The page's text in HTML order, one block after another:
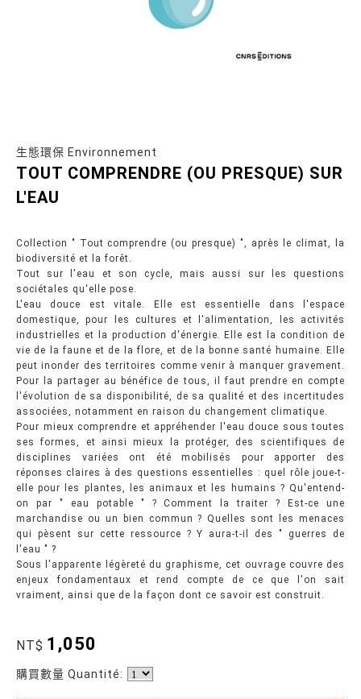
生態環保 Environnement
TOUT COMPRENDRE (OU PRESQUE) SUR
L'EAU
Collection " Tout comprendre (ou presque) ", après le climat, la
biodiversité et la forêt.
Tout sur l'eau et son cycle, mais aussi sur les questions
sociétales qu'elle pose.
L'eau douce est vitale. Elle est essentielle dans l'espace
domestique, pour les cultures et l'alimentation, les activités
industrielles et la production d'énergie. Elle est la condition de
vie de la faune et de la flore, et de la bonne santé humaine. Elle
peut inonder des territoires comme venir à manquer gravement.
Pour la partager au bénéfice de tous, il faut prendre en compte
l'évolution de sa disponibilité, de sa qualité et des incertitudes
associées, notamment en raison du changement climatique.
Pour mieux comprendre et appréhender l'eau douce sous toutes
ses formes, et ainsi mieux la protéger, des scientifiques de
disciplines variées ont été mobilisés pour apporter des
réponses claires à des questions essentielles : quel rôle joue-t-
elle pour les plantes, les animaux et les humains ? Qu'entend-
on par " eau potable " ? Comment la traiter ? Est-ce une
marchandise ou un bien commun ? Quelles sont les menaces
qui pèsent sur cette ressource ? Y aura-t-il des " guerres de
l'eau " ?
Sous l'apparente légèreté du graphisme, cet ouvrage couvre des
enjeux fondamentaux et rend compte de ce que l'on sait
vraiment, ainsi que de la façon dont ce savoir est construit.
NT$ 1,050
購買數量 Quantité: